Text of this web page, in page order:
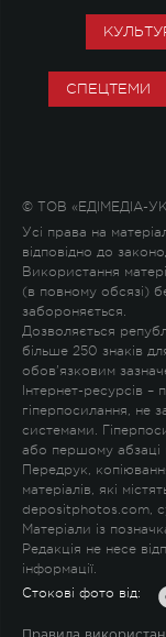
СПЕЦТЕМИ
© ТОВ «ЕДІМЕДІА-
Усі права на
відповідно до
Використання
(в повному обсязі)
забороняється.
Дозволяється
більше 250 знаків
обов'язковим
Інтернет-ресурсів
гіперпосилання, не
системами.
або першому абзаці
Передрук,
матеріалів, які
depositphotos.com,
Матеріали із
Редакція не несе
інформації.
Стокові фото від: